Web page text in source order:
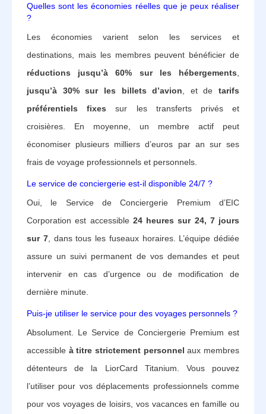
Quelles sont les économies réelles que je peux réaliser
?
Les économies varient selon les services et
destinations, mais les membres peuvent bénéficier de
réductions jusqu’à 60% sur les hébergements
jusqu’à 30% sur les billets d’avion , et de tarifs
préférentiels fixes sur les transferts privés et
croisières. En moyenne, un membre actif peut
économiser plusieurs milliers d’euros par an sur ses
frais de voyage professionnels et personnels.
Le service de conciergerie est-il disponible 24/7 ?
Oui, le Service de Conciergerie Premium d’EIC
Corporation est accessible 24 heures sur 24, 7 jours
sur 7, dans tous les fuseaux horaires. L’équipe dédiée
assure un suivi permanent de vos demandes et peut
intervenir en cas d’urgence ou de modification de
dernière minute.
Puis-je utiliser le service pour des voyages personnels ?
Absolument. Le Service de Conciergerie Premium est
accessible à titre strictement personnel aux membres
détenteurs de la LiorCard Titanium. Vous pouvez
l’utiliser pour vos déplacements professionnels comme
pour vos voyages de loisirs, vos vacances en famille ou